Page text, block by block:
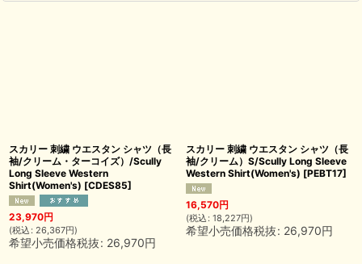
スカリー 刺繍 ウエスタン シャツ（長
袖/クリーム・ターコイズ）/Scully
Long Sleeve Western
Shirt(Women's) [CDES85]
23,970円
(税込 : 26,367円)
希望小売価格税抜: 26,970円
スカリー 刺繍 ウエスタン シャツ（長
袖/クリーム）S/Scully Long Sleeve
Western Shirt(Women's) [PEBT17]
16,570円
(税込 : 18,227円)
希望小売価格税抜: 26,970円